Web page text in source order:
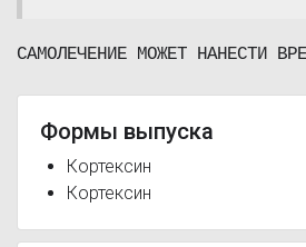
САМОЛЕЧЕНИЕ МОЖЕТ НАНЕСТИ
Формы выпуска
Кортексин
Кортексин